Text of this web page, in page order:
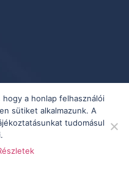
a honlap felhasználói
sütiket alkalmazunk. A
tudomásul